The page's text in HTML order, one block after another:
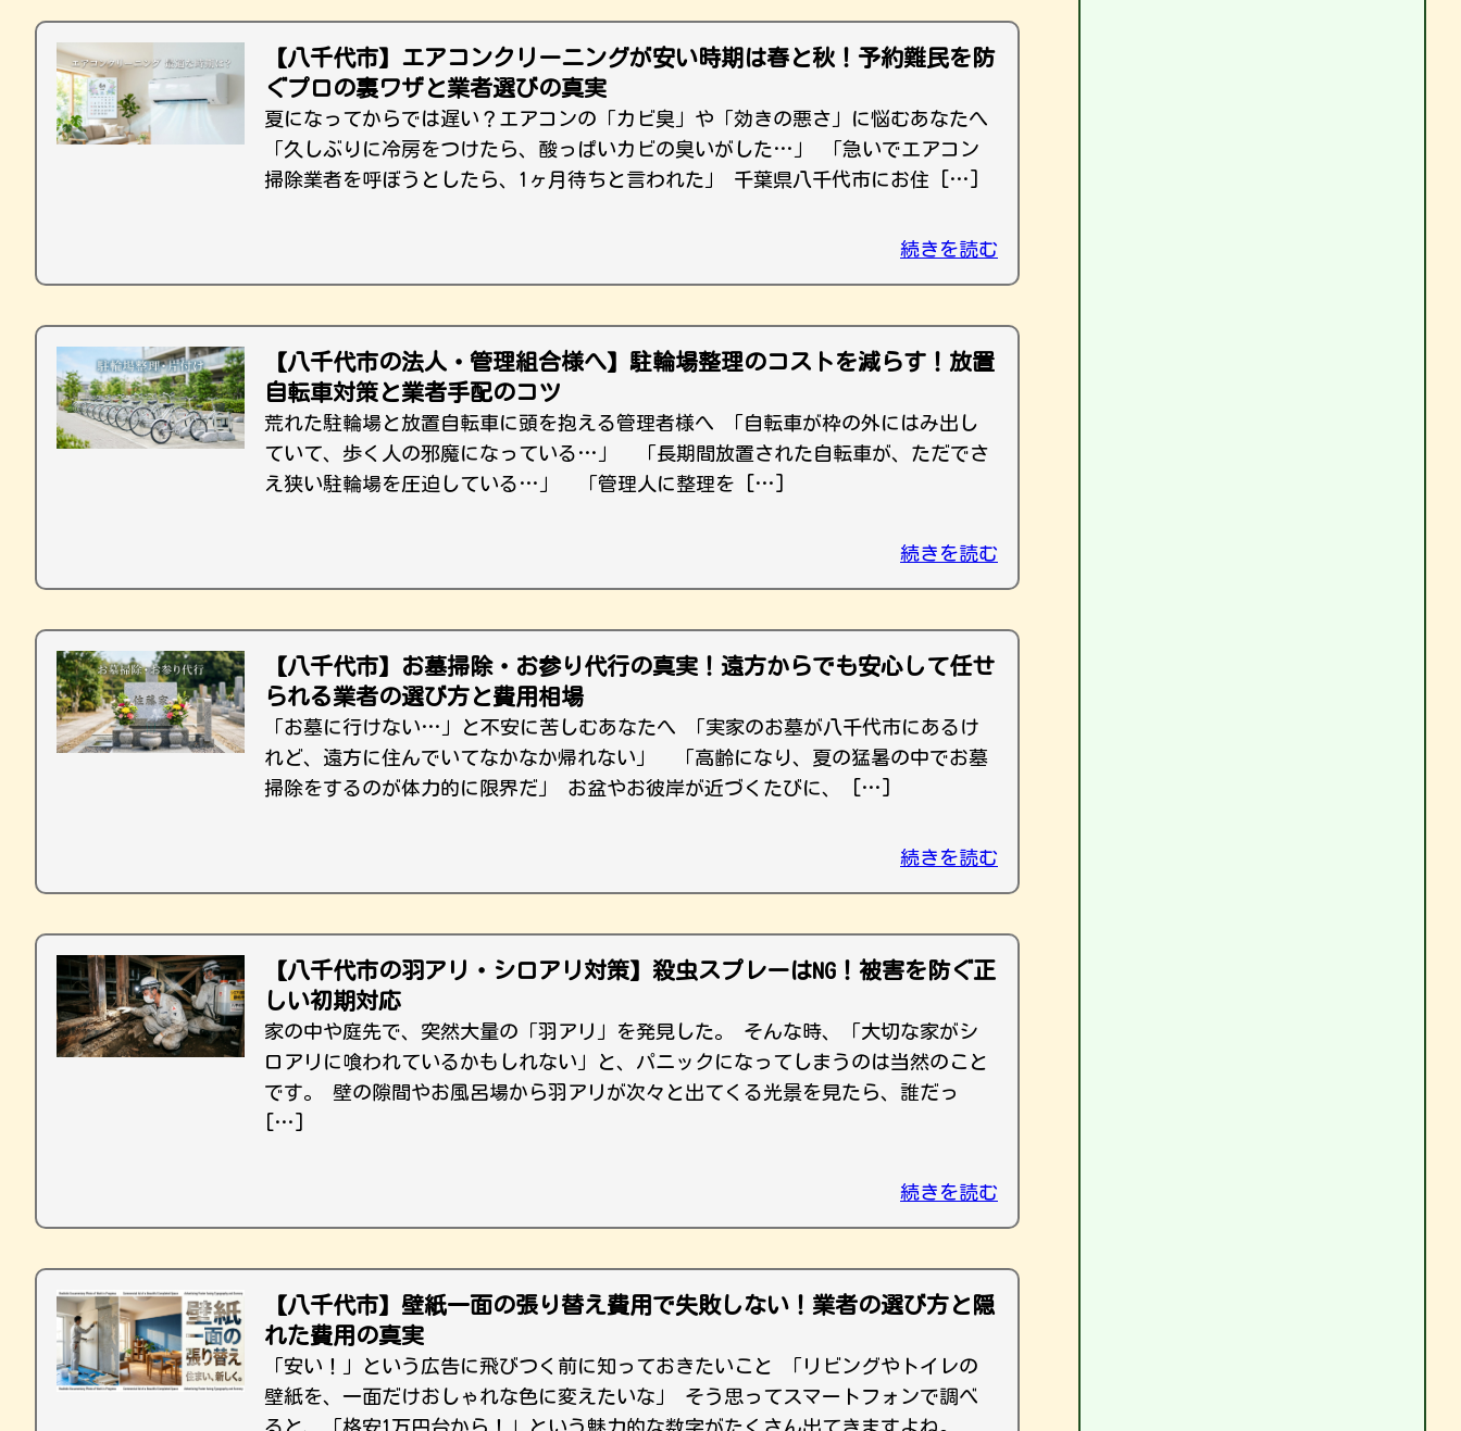
【八千代市】エアコンクリーニングが安い時期は春と秋！予約難民を防
ぐプロの裏ワザと業者選びの真実
夏になってからでは遅い？エアコンの「カビ臭」や「効きの悪さ」に悩むあなたへ
「久しぶりに冷房をつけたら、酸っぱいカビの臭いがした…」 「急いでエアコン
掃除業者を呼ぼうとしたら、1ヶ月待ちと言われた」 千葉県八千代市にお住 […]
続きを読む
【八千代市の法人・管理組合様へ】駐輪場整理のコストを減らす！放置
自転車対策と業者手配のコツ
荒れた駐輪場と放置自転車に頭を抱える管理者様へ 「自転車が枠の外にはみ出し
ていて、歩く人の邪魔になっている…」 「長期間放置された自転車が、ただでさ
え狭い駐輪場を圧迫している…」 「管理人に整理を […]
続きを読む
【八千代市】お墓掃除・お参り代行の真実！遠方からでも安心して任せ
られる業者の選び方と費用相場
「お墓に行けない…」と不安に苦しむあなたへ 「実家のお墓が八千代市にあるけ
れど、遠方に住んでいてなかなか帰れない」 「高齢になり、夏の猛暑の中でお墓
掃除をするのが体力的に限界だ」 お盆やお彼岸が近づくたびに、 […]
続きを読む
【八千代市の羽アリ・シロアリ対策】殺虫スプレーはNG！被害を防ぐ正
しい初期対応
家の中や庭先で、突然大量の「羽アリ」を発見した。 そんな時、「大切な家がシ
ロアリに喰われているかもしれない」と、パニックになってしまうのは当然のこと
です。 壁の隙間やお風呂場から羽アリが次々と出てくる光景を見たら、誰だっ
[…]
続きを読む
【八千代市】壁紙一面の張り替え費用で失敗しない！業者の選び方と隠
れた費用の真実
「安い！」という広告に飛びつく前に知っておきたいこと 「リビングやトイレの
壁紙を、一面だけおしゃれな色に変えたいな」 そう思ってスマートフォンで調べ
ると、「格安1万円台から！」という魅力的な数字がたくさん出てきますよね。